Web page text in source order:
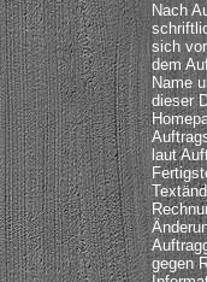
Nach
sich
dem
Name
dieser
laut
gegen